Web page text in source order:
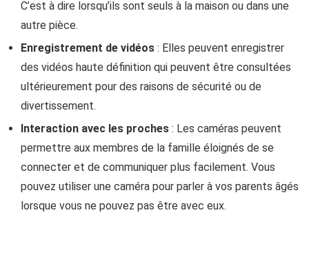
C’est à dire lorsqu’ils sont seuls à la maison ou dans une
autre pièce.
Enregistrement de vidéos : Elles peuvent enregistrer
des vidéos haute définition qui peuvent être consultées
ultérieurement pour des raisons de sécurité ou de
divertissement.
Interaction avec les proches : Les caméras peuvent
permettre aux membres de la famille éloignés de se
connecter et de communiquer plus facilement. Vous
pouvez utiliser une caméra pour parler à vos parents âgés
lorsque vous ne pouvez pas être avec eux.